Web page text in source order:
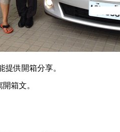
提供開箱分享。
箱文。